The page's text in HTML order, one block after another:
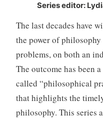
Series editor:
The last decades have
the power of philosophy
problems, on both an
The outcome has been
called “philosophical
that highlights the
philosophy. This series